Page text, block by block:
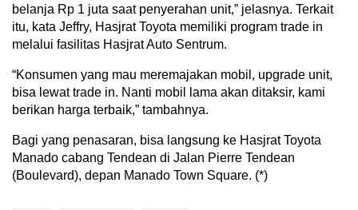
belanja Rp 1 juta saat penyerahan unit,” jelasnya. Terkait
itu, kata Jeffry, Hasjrat Toyota memiliki program trade in
melalui fasilitas Hasjrat Auto Sentrum.
“Konsumen yang mau meremajakan mobil, upgrade unit,
bisa lewat trade in. Nanti mobil lama akan ditaksir, kami
berikan harga terbaik,” tambahnya.
Bagi yang penasaran, bisa langsung ke Hasjrat Toyota
Manado cabang Tendean di Jalan Pierre Tendean
(Boulevard), depan Manado Town Square. (*)